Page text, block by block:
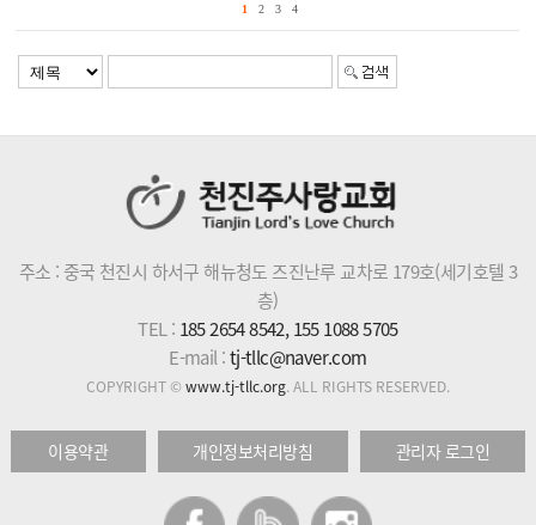
1 2 3 4
주소 : 중국 천진시 하서구 해뉴청도 즈진난루 교차로 179호(세기호텔 3
층)
TEL : 185 2654 8542, 155 1088 5705
E-mail :tj-tllc@naver.com
COPYRIGHT © www.tj-tllc.org. ALL RIGHTS RESERVED.
이용약관 개인정보처리방침 관리자 로그인